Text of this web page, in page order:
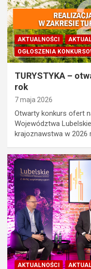
AKTUALNOŚCI
OGŁOSZENIA
TURYSTYKA –
rok
7 maja 2026
Otwarty konkurs ofert
Województwa
krajoznawstwa w 2026
AKTUALNOŚCI